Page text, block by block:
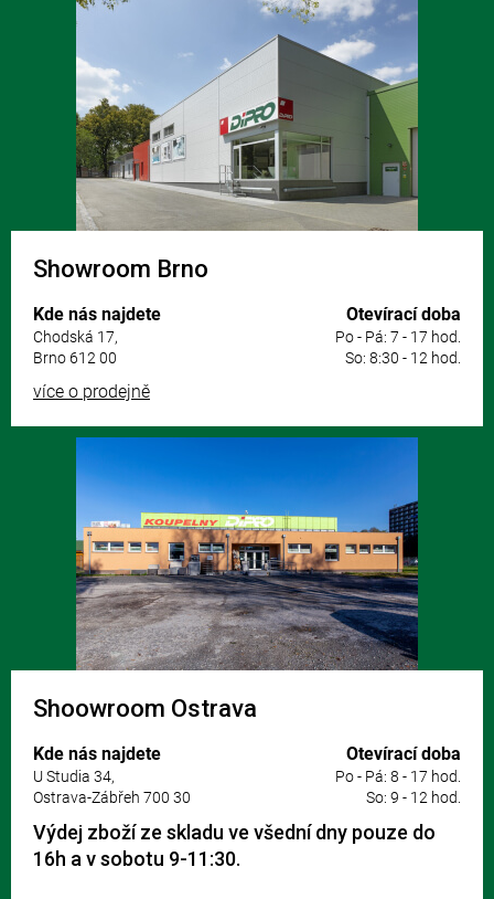
Showroom Brno
Kde nás najdete
Chodská 17,
Brno 612 00
Otevírací doba
Po - Pá: 7 - 17 hod.
So: 8:30 - 12 hod.
více o prodejně
Shoowroom Ostrava
Kde nás najdete
U Studia 34,
Ostrava-Zábřeh 700 30
Otevírací doba
Po - Pá: 8 - 17 hod.
So: 9 - 12 hod.
Výdej zboží ze skladu ve všední dny pouze do
16h a v sobotu 9-11:30.